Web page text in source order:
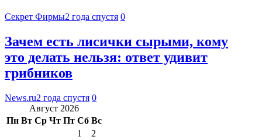
Секрет Фирмы2 года спустя 0
Зачем есть лисички сырыми, кому
это делать нельзя: ответ удивит
грибников
News.ru2 года спустя 0
Август 2026
Пн Вт Ср Чт Пт Сб Вс
1
2